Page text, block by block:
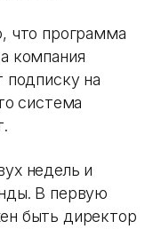
что программа
компания
подписку на
система
недель и
В первую
быть директор